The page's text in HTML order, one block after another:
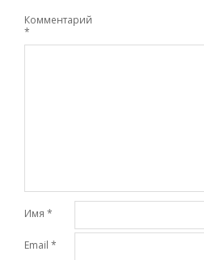
Комментарий
*
Имя *
Email *